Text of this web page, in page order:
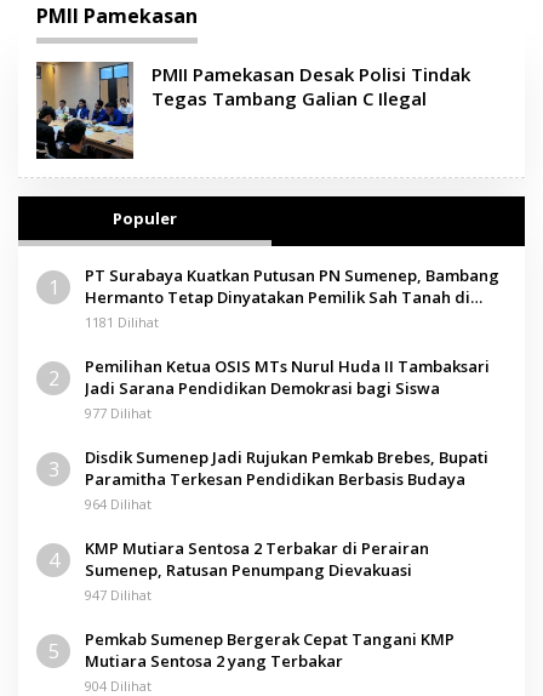
PMII Pamekasan
PMII Pamekasan Desak Polisi Tindak
Tegas Tambang Galian C Ilegal
Populer
1
PT Surabaya Kuatkan Putusan PN Sumenep, Bambang
Hermanto Tetap Dinyatakan Pemilik Sah Tanah di
Pamolokan
1181 Dilihat
2
Pemilihan Ketua OSIS MTs Nurul Huda II Tambaksari
Jadi Sarana Pendidikan Demokrasi bagi Siswa
977 Dilihat
3
Disdik Sumenep Jadi Rujukan Pemkab Brebes, Bupati
Paramitha Terkesan Pendidikan Berbasis Budaya
964 Dilihat
4
KMP Mutiara Sentosa 2 Terbakar di Perairan
Sumenep, Ratusan Penumpang Dievakuasi
947 Dilihat
5
Pemkab Sumenep Bergerak Cepat Tangani KMP
Mutiara Sentosa 2 yang Terbakar
904 Dilihat